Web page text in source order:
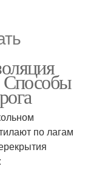
Способы
по лагам